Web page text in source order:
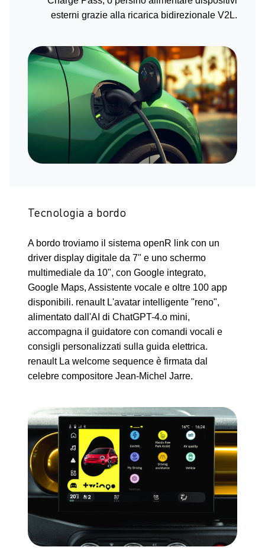
esterni grazie alla ricarica bidirezionale V2L.
Tecnologia a bordo
A bordo troviamo il sistema openR link con un
driver display digitale da 7" e uno schermo
multimediale da 10", con Google integrato,
Google Maps, Assistente vocale e oltre 100 app
disponibili. renault L'avatar intelligente "reno",
alimentato dall'AI di ChatGPT-4.o mini,
accompagna il guidatore con comandi vocali e
consigli personalizzati sulla guida elettrica.
renault La welcome sequence è firmata dal
celebre compositore Jean-Michel Jarre.